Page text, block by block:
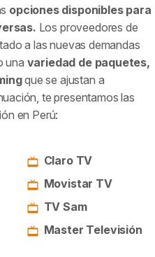
opciones disponibles para
Los proveedores de
a las nuevas demandas
una variedad de paquetes,
que se ajustan a
te presentamos las
en Perú:
Claro TV
Movistar TV
TV Sam
Master Televisión